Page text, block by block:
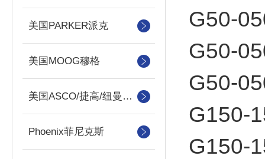
美国PARKER派克
美国MOOG穆格
美国ASCO/捷高/纽曼蒂克
Phoenix菲尼克斯
G50-
G50-
G50-
G150-
G150-